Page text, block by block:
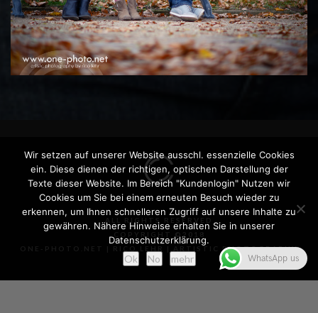
ALL RIGHTS RESERVED
ONE-PHOTO.NET | RICO LEHR | ARTISTIC PHOTOGRAPHY
WhatsApp us
Wir setzen auf unserer Website ausschl. essenzielle Cookies
ein. Diese dienen der richtigen, optischen Darstellung der
Texte dieser Website. Im Bereich "Kundenlogin" Nutzen wir
Cookies um Sie bei einem erneuten Besuch wieder zu
erkennen, um Ihnen schnelleren Zugriff auf unsere Inhalte zu
gewähren. Nähere Hinweise erhalten Sie in unserer
Datenschutzerklärung.
Ok No mehr